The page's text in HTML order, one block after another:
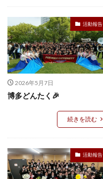
活動報告
2026年5月7日
博多どんたく🎉
続きを読む
活動報告